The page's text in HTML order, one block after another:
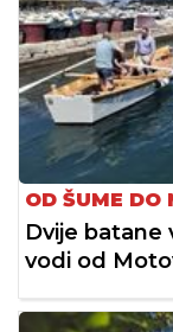
OD ŠUME DO
Dvije batane
vodi od